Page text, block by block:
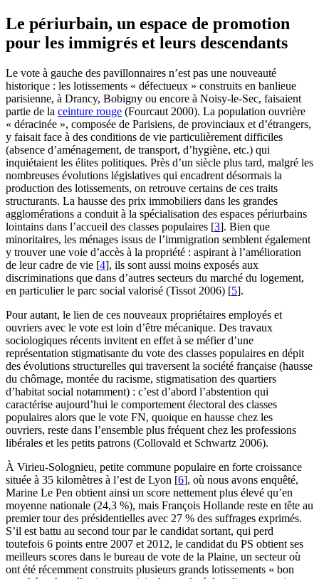
Le périurbain, un espace de promotion
pour les immigrés et leurs descendants
Le vote à gauche des pavillonnaires n’est pas une nouveauté
historique : les lotissements « défectueux » construits en banlieue
parisienne, à Drancy, Bobigny ou encore à Noisy-le-Sec, faisaient
partie de la ceinture rouge (Fourcaut 2000). La population ouvrière
« déracinée », composée de Parisiens, de provinciaux et d’étrangers,
y faisait face à des conditions de vie particulièrement difficiles
(absence d’aménagement, de transport, d’hygiène, etc.) qui
inquiétaient les élites politiques. Près d’un siècle plus tard, malgré les
nombreuses évolutions législatives qui encadrent désormais la
production des lotissements, on retrouve certains de ces traits
structurants. La hausse des prix immobiliers dans les grandes
agglomérations a conduit à la spécialisation des espaces périurbains
lointains dans l’accueil des classes populaires [3]. Bien que
minoritaires, les ménages issus de l’immigration semblent également
y trouver une voie d’accès à la propriété : aspirant à l’amélioration
de leur cadre de vie [4], ils sont aussi moins exposés aux
discriminations que dans d’autres secteurs du marché du logement,
en particulier le parc social valorisé (Tissot 2006) [5].
Pour autant, le lien de ces nouveaux propriétaires employés et
ouvriers avec le vote est loin d’être mécanique. Des travaux
sociologiques récents invitent en effet à se méfier d’une
représentation stigmatisante du vote des classes populaires en dépit
des évolutions structurelles qui traversent la société française (hausse
du chômage, montée du racisme, stigmatisation des quartiers
d’habitat social notamment) : c’est d’abord l’abstention qui
caractérise aujourd’hui le comportement électoral des classes
populaires alors que le vote FN, quoique en hausse chez les
ouvriers, reste dans l’ensemble plus fréquent chez les professions
libérales et les petits patrons (Collovald et Schwartz 2006).
À Virieu-Solognieu, petite commune populaire en forte croissance
située à 35 kilomètres à l’est de Lyon [6], où nous avons enquêté,
Marine Le Pen obtient ainsi un score nettement plus élevé qu’en
moyenne nationale (24,3 %), mais François Hollande reste en tête au
premier tour des présidentielles avec 27 % des suffrages exprimés.
S’il est battu au second tour par le candidat sortant, qui perd
toutefois 6 points entre 2007 et 2012, le candidat du PS obtient ses
meilleurs scores dans le bureau de vote de la Plaine, un secteur où
ont été récemment construits plusieurs grands lotissements « bon